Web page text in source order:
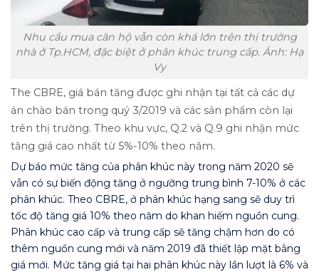
Nhu cầu mua căn hộ vẫn còn khá lớn trên thị trường
nhà ở Tp.HCM, đặc biệt ở phân khúc trung cấp. Ảnh: Hạ
Vy
The CBRE, giá bán tăng được ghi nhận tại tất cả các dự
án chào bán trong quý 3/2019 và các sản phẩm còn lại
trên thị trường. Theo khu vực, Q.2 và Q.9 ghi nhận mức
tăng giá cao nhất từ 5%-10% theo năm.
Dự báo mức tăng của phân khúc này trong năm 2020 sẽ
vẫn có sự biến động tăng ở ngưỡng trung bình 7-10% ở các
phân khúc. Theo CBRE, ở phân khúc hạng sang sẽ duy trì
tốc độ tăng giá 10% theo năm do khan hiếm nguồn cung.
Phân khúc cao cấp và trung cấp sẽ tăng chậm hơn do có
thêm nguồn cung mới và năm 2019 đã thiết lập mặt bằng
giá mới. Mức tăng giá tại hai phân khúc này lần lượt là 6% và